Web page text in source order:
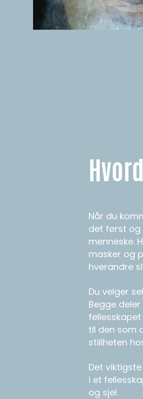
Når du
det først
menneske.
masker og
hverandre
Du velger
Begge
til den som
stillheten
Det
i et
og sjel.